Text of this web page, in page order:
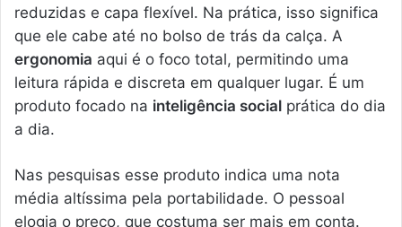
reduzidas e capa flexível. Na prática, isso significa
que ele cabe até no bolso de trás da calça. A
ergonomia aqui é o foco total, permitindo uma
leitura rápida e discreta em qualquer lugar. É um
produto focado na inteligência social prática do dia
a dia.
Nas pesquisas esse produto indica uma nota
média altíssima pela portabilidade. O pessoal
elogia o preço, que costuma ser mais em conta.